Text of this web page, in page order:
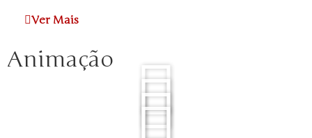
Ver Mais
Animação